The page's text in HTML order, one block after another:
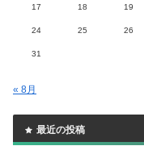
17 18 19
24 25 26
31
« 8月
最近の投稿